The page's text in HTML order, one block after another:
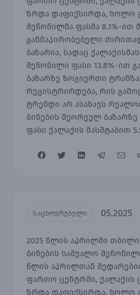
ზრდა დაფიქსირდა, ხოლო
შეწონილმა ფასმა 8.1%-ით
განმაპირობებელი
ბაზარია, სადაც
შეწონილი ფასი 13.8%-ით
ბაზარზე ზოგიერთი
რეგისტრირდება, რის
ტრენდი არ ასახავს
ბინების მეორეულ
ფასი ქალაქის მასშტაბით
საცხოვრებელი 05.2025
2025 წლის აპრილში
ბინების საშუალო
წლის აპრილთან
ფართო ცენტრში, ქალაქის
ზრდა დაფიქსირდა, ხოლო